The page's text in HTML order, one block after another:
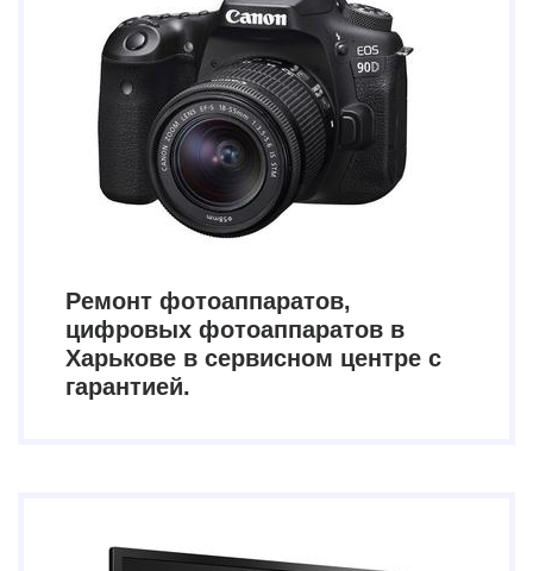
Ремонт фотоаппаратов,
цифровых фотоаппаратов в
Харькове в сервисном центре с
гарантией.